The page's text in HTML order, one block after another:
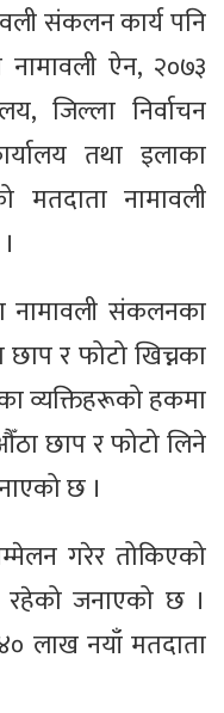
संकलन कार्य पनि
ऐन, २०७३
जिल्ला निर्वाचन
तथा इलाका
मतदाता नामावली
नामावली संकलनका
र फोटो खिच्नका
व्यक्तिहरूको हकमा
छाप र फोटो लिने
छ ।
गरेर तोकिएको
रहेको जनाएको छ ।
लाख नयाँ मतदाता